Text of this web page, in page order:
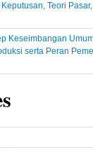
Teori
Keseimbangan
serta Peran